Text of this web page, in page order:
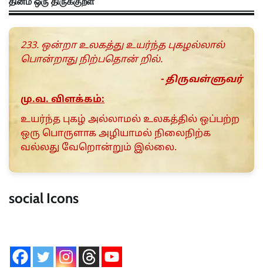
233. ஒன்றா உலகத்து உயர்ந்த புகழல்லால்
பொன்றாது நிற்பதொன் றில்.
- திருவள்ளுவர்
மு.வ. விளக்கம்:
உயர்ந்த புகழ் அல்லாமல் உலகத்தில் ஒப்பற்ற
ஒரு பொருளாக அழியாமல் நிலைநிற்க
வல்லது வேறொன்றும் இல்லை.
social Icons